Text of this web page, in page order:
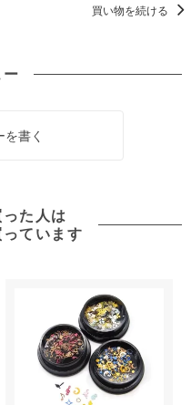
買い物を続ける
を書く
た人は
ています